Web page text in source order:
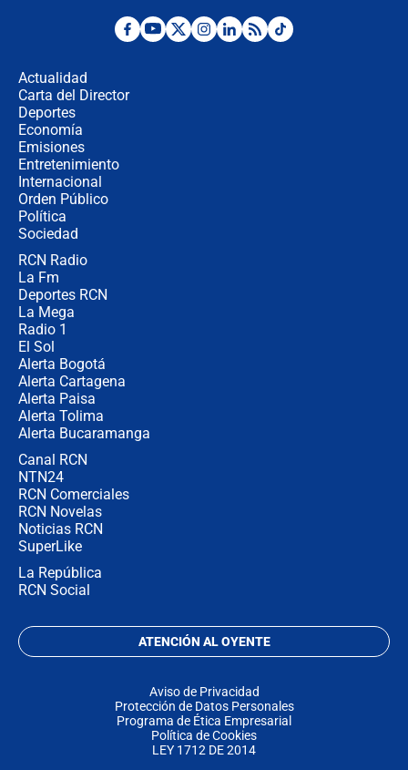
¿Por qué De la Espriella gobernará
Actualidad
Carta del Director
Deportes
Economía
Emisiones
Entretenimiento
Internacional
Orden Público
Política
Sociedad
RCN Radio
La Fm
Deportes RCN
La Mega
Radio 1
El Sol
Alerta Bogotá
Alerta Cartagena
Alerta Paisa
Alerta Tolima
Alerta Bucaramanga
Canal RCN
NTN24
RCN Comerciales
RCN Novelas
Noticias RCN
SuperLike
La República
RCN Social
ATENCIÓN AL OYENTE
Aviso de Privacidad
Protección de Datos Personales
Programa de Ética Empresarial
Política de Cookies
LEY 1712 DE 2014